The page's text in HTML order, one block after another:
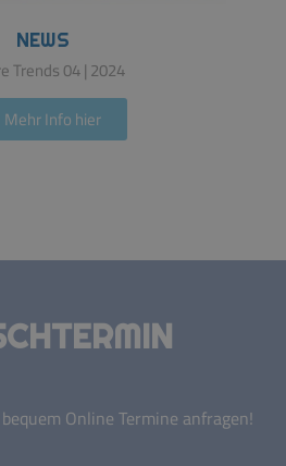
NEWS
Trends 04 | 2024
Mehr Info hier
Online Termine anfragen!